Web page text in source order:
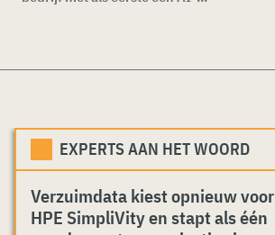
EXPERTS AAN HET WOORD
Verzuimdata kiest opnieuw voor
HPE SimpliVity en stapt als één